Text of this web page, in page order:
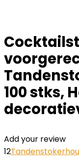
100 stks,
Add your review
12